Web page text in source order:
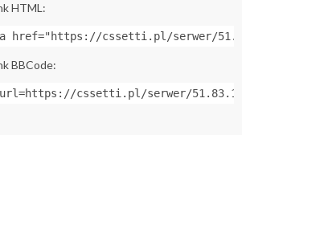
HTML:
href="https://cssetti.pl/serwer/
BBCode:
cssetti.pl/serwer/